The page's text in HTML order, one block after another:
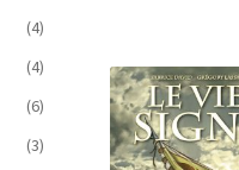
(4)
(4)
(6)
(3)